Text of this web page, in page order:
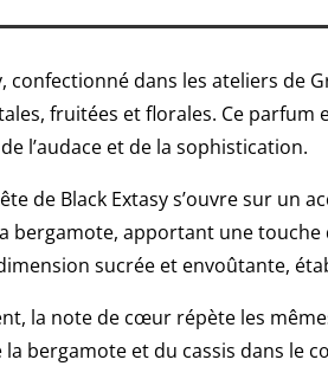
confectionné dans les ateliers de
fruitées et florales. Ce
l’audace et de la sophistication.
de Black Extasy s’ouvre sur un
bergamote, apportant une
sucrée et envoûtante,
la note de cœur répète les
la bergamote et du cassis dans le